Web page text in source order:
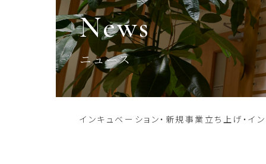
news
ニュース
インキュベーション・新規事業立ち上げ・イ